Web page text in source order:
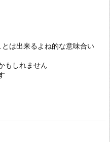
は出来るよね的な意味合い
もしれません